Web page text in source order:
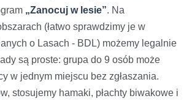
„Zanocuj w lesie”. Na
(łatwo sprawdzimy je w
o Lasach - BDL) możemy legalnie
są proste: grupa do 9 osób może
w jednym miejscu bez zgłaszania.
stosujemy hamaki, płachty biwakowe i